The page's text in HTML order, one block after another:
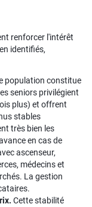
renforcer l'intérêt
identifiés,
population constitue
seniors privilégient
plus) et offrent
stables
très bien les
en cas de
ascenseur,
médecins et
La gestion
Cette stabilité